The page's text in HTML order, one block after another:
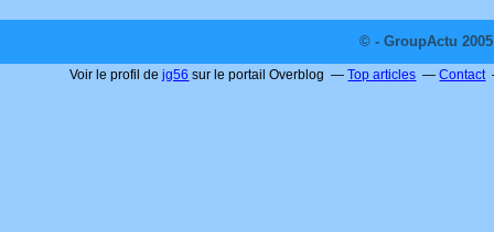
© - GroupActu
Voir le profil dejg56 sur le portail Overblog Top articles Contact